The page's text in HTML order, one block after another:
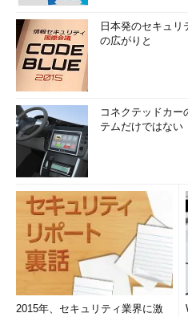
日本発のセキュ
の広がりと
コネクテッドカー
テムだけではない
2015年、セキュリティ業界に激